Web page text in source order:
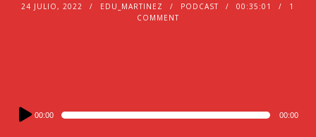
24 JULIO, 2022 EDU_MARTINEZ PODCAST 00:35:01
1
COMMENT
Audio
Player
00:00 00:00